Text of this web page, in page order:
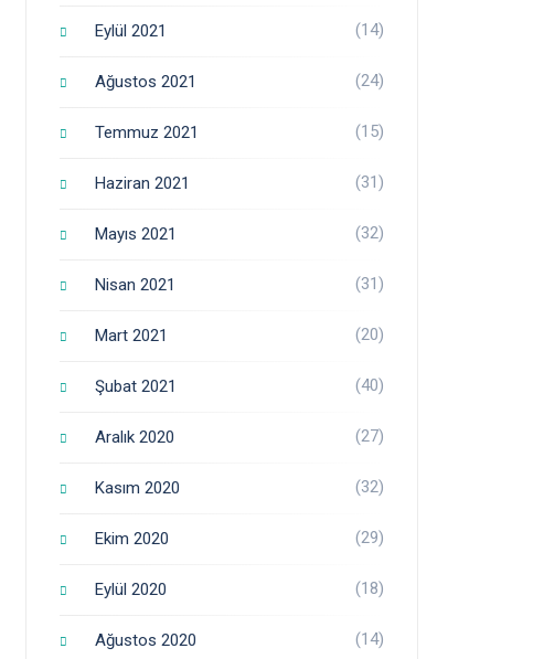
Eylül 2021 (14)
Ağustos 2021 (24)
Temmuz 2021 (15)
Haziran 2021 (31)
Mayıs 2021 (32)
Nisan 2021 (31)
Mart 2021 (20)
Şubat 2021 (40)
Aralık 2020 (27)
Kasım 2020 (32)
Ekim 2020 (29)
Eylül 2020 (18)
Ağustos 2020 (14)